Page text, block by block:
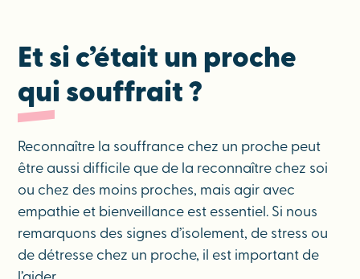
Et si c’était un proche
qui souffrait ?
Reconnaître la souffrance chez un proche peut
être aussi difficile que de la reconnaître chez soi
ou chez des moins proches, mais agir avec
empathie et bienveillance est essentiel. Si nous
remarquons des signes d’isolement, de stress ou
de détresse chez un proche, il est important de